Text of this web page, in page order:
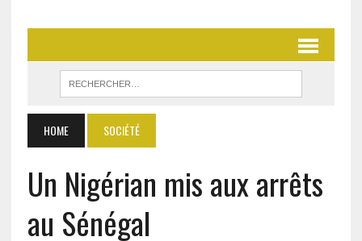
HOME SOCIÉTÉ
Un Nigérian mis aux arrêts
au Sénégal